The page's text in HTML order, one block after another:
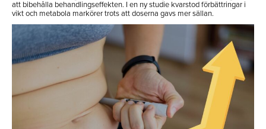
att bibehålla behandlingseffekten. I en ny studie kvarstod förbättringar i
vikt och metabola markörer trots att doserna gavs mer sällan.